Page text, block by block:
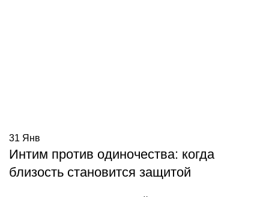
31 Янв
Интим против одиночества: когда
близость становится защитой